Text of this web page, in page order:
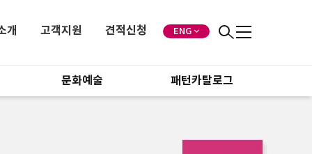
개 고객지원 견적신청 ENG
문화예술 패턴카탈로그